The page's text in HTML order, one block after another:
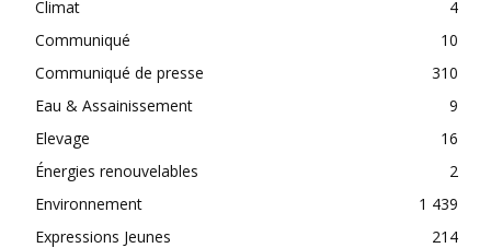
Climat
4
Communiqué
10
Communiqué de presse
310
Eau & Assainissement
9
Elevage
16
Énergies renouvelables
2
Environnement
1 439
Expressions Jeunes
214